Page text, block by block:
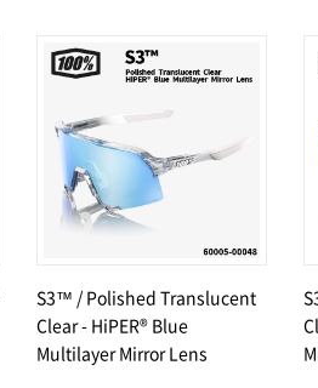
S3™ / Polished Translucent
Clear - HiPER® Blue
Multilayer Mirror Lens